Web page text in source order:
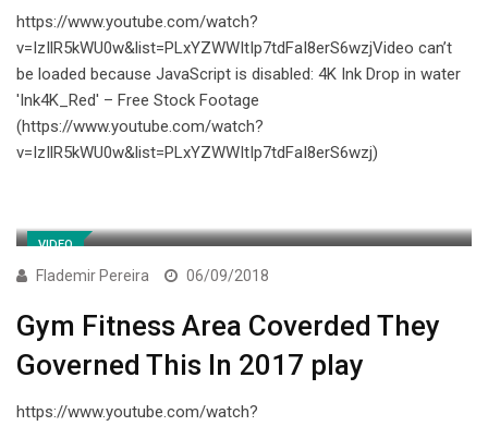
https://www.youtube.com/watch?
v=IzIlR5kWU0w&list=PLxYZWWItIp7tdFaI8erS6wzjVideo can’t
be loaded because JavaScript is disabled: 4K Ink Drop in water
'Ink4K_Red' – Free Stock Footage
(https://www.youtube.com/watch?
v=IzIlR5kWU0w&list=PLxYZWWItIp7tdFaI8erS6wzj)
VIDEO
Flademir Pereira 06/09/2018
Gym Fitness Area Coverded They
Governed This In 2017 play
https://www.youtube.com/watch?